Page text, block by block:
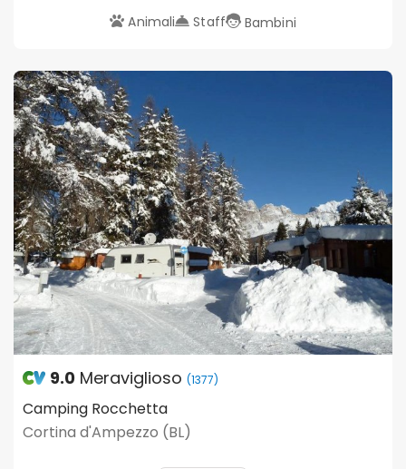
Animali Staff Bambini
9.0 Meraviglioso (1377)
Camping Rocchetta
Cortina d'Ampezzo (BL)